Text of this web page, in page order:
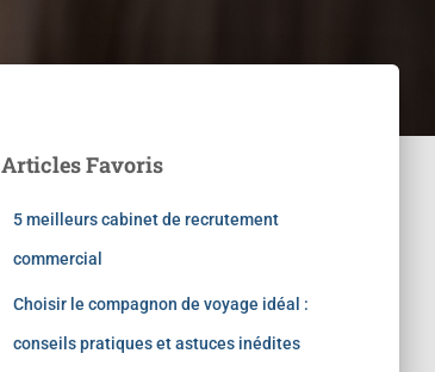
Articles Favoris
5 meilleurs cabinet de recrutement
commercial
Choisir le compagnon de voyage idéal :
conseils pratiques et astuces inédites